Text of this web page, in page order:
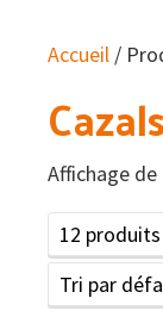
Accueil /
Affichage